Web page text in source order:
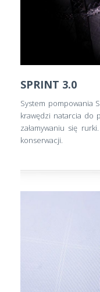
SPRINT 3.0
System pompowania
krawędzi natarcia do
załamywaniu się
konserwacji.